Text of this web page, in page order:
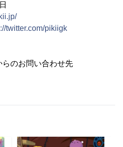
twitter.com/pikiigk
のお問い合わせ先